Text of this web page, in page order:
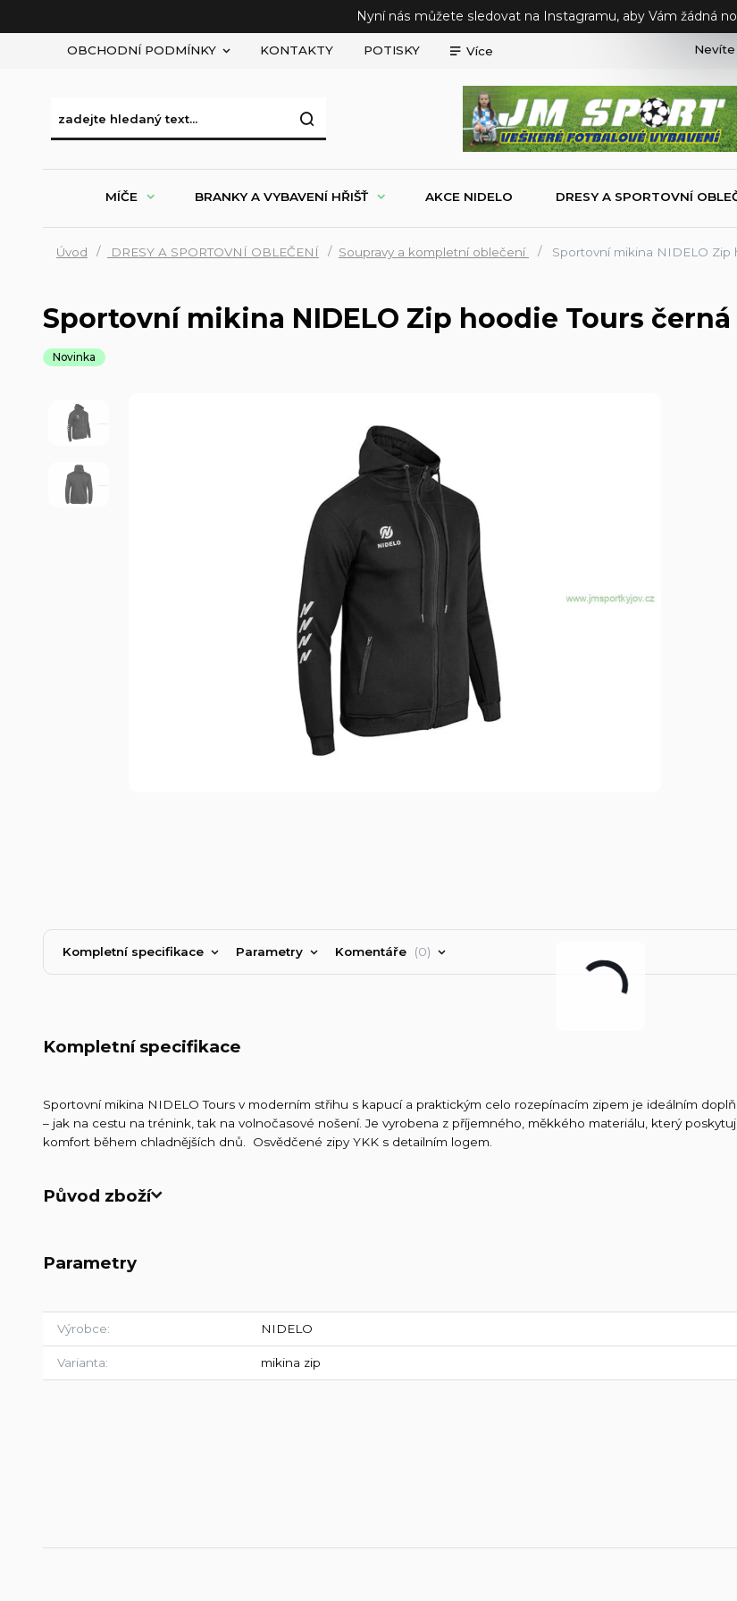
Nyní nás můžete sledovat na Instagramu, aby Vám žádná
OBCHODNÍ PODMÍNKY KONTAKTY POTISKY Více Nevíte
MÍČE BRANKY A VYBAVENÍ HŘIŠŤ AKCE NIDELO DRESY A SPORTOVNÍ
Úvod DRESY A SPORTOVNÍ OBLEČENÍ Soupravy a kompletní oblečení Sportovní mikina NIDELO Zip
Sportovní mikina NIDELO Zip hoodie Tours černá
Novinka
Kompletní specifikace Parametry Komentáře 0
Kompletní specifikace
Sportovní mikina NIDELO Tours v moderním střihu s kapucí a praktickým celo rozepínacím zipem je ideálním
– jak na cestu na trénink, tak na volnočasové nošení. Je vyrobena z příjemného, měkkého materiálu, který
komfort během chladnějších dnů. Osvědčené zipy YKK s detailním logem.
Původ zboží
Parametry
Výrobce NIDELO
Varianta mikina zip